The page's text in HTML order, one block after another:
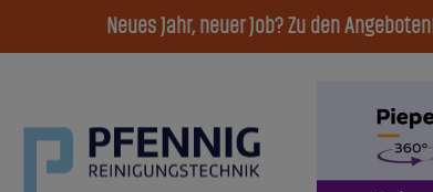
Neues Jahr, neuer Job? Zu den